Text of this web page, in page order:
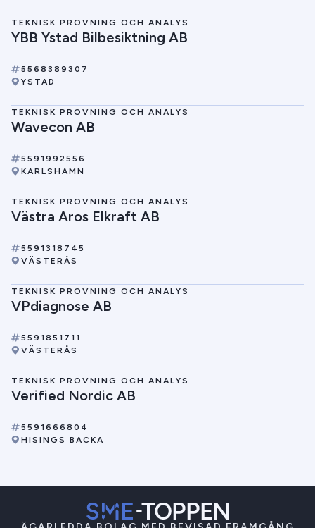
TEKNISK PROVNING OCH ANALYS
YBB Ystad Bilbesiktning AB
5568389307
YSTAD
TEKNISK PROVNING OCH ANALYS
Wavecon AB
5591992556
KARLSHAMN
TEKNISK PROVNING OCH ANALYS
Västra Aros Elkraft AB
5591318745
VÄSTERÅS
TEKNISK PROVNING OCH ANALYS
VPdiagnose AB
5591851711
VÄSTERÅS
TEKNISK PROVNING OCH ANALYS
Verified Nordic AB
5591666804
HISINGS BACKA